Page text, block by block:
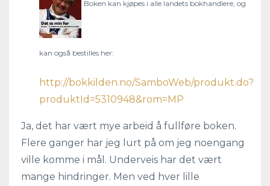
Boken kan kjøpes i alle landets bokhandlere, og
kan også bestilles her:
http://bokkilden.no/SamboWeb/produkt.do?
produktId=5310948&rom=MP
Ja, det har vært mye arbeid å fullføre boken.
Flere ganger har jeg lurt på om jeg noengang
ville komme i mål. Underveis har det vært
mange hindringer. Men ved hver lille